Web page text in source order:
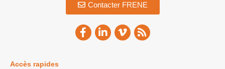
Contacter FRENE
Accès rapides